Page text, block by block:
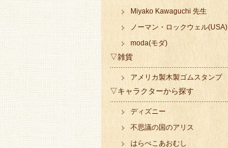
Miyako Kawaguchi 先生
ノーマン・ロックウェル(USA)
moda(モダ)
▽雑貨
アメリカ製木製ゴムスタンプ
▽キャラクターから探す
ディズニー
不思議の国のアリス
はらぺこあおむし